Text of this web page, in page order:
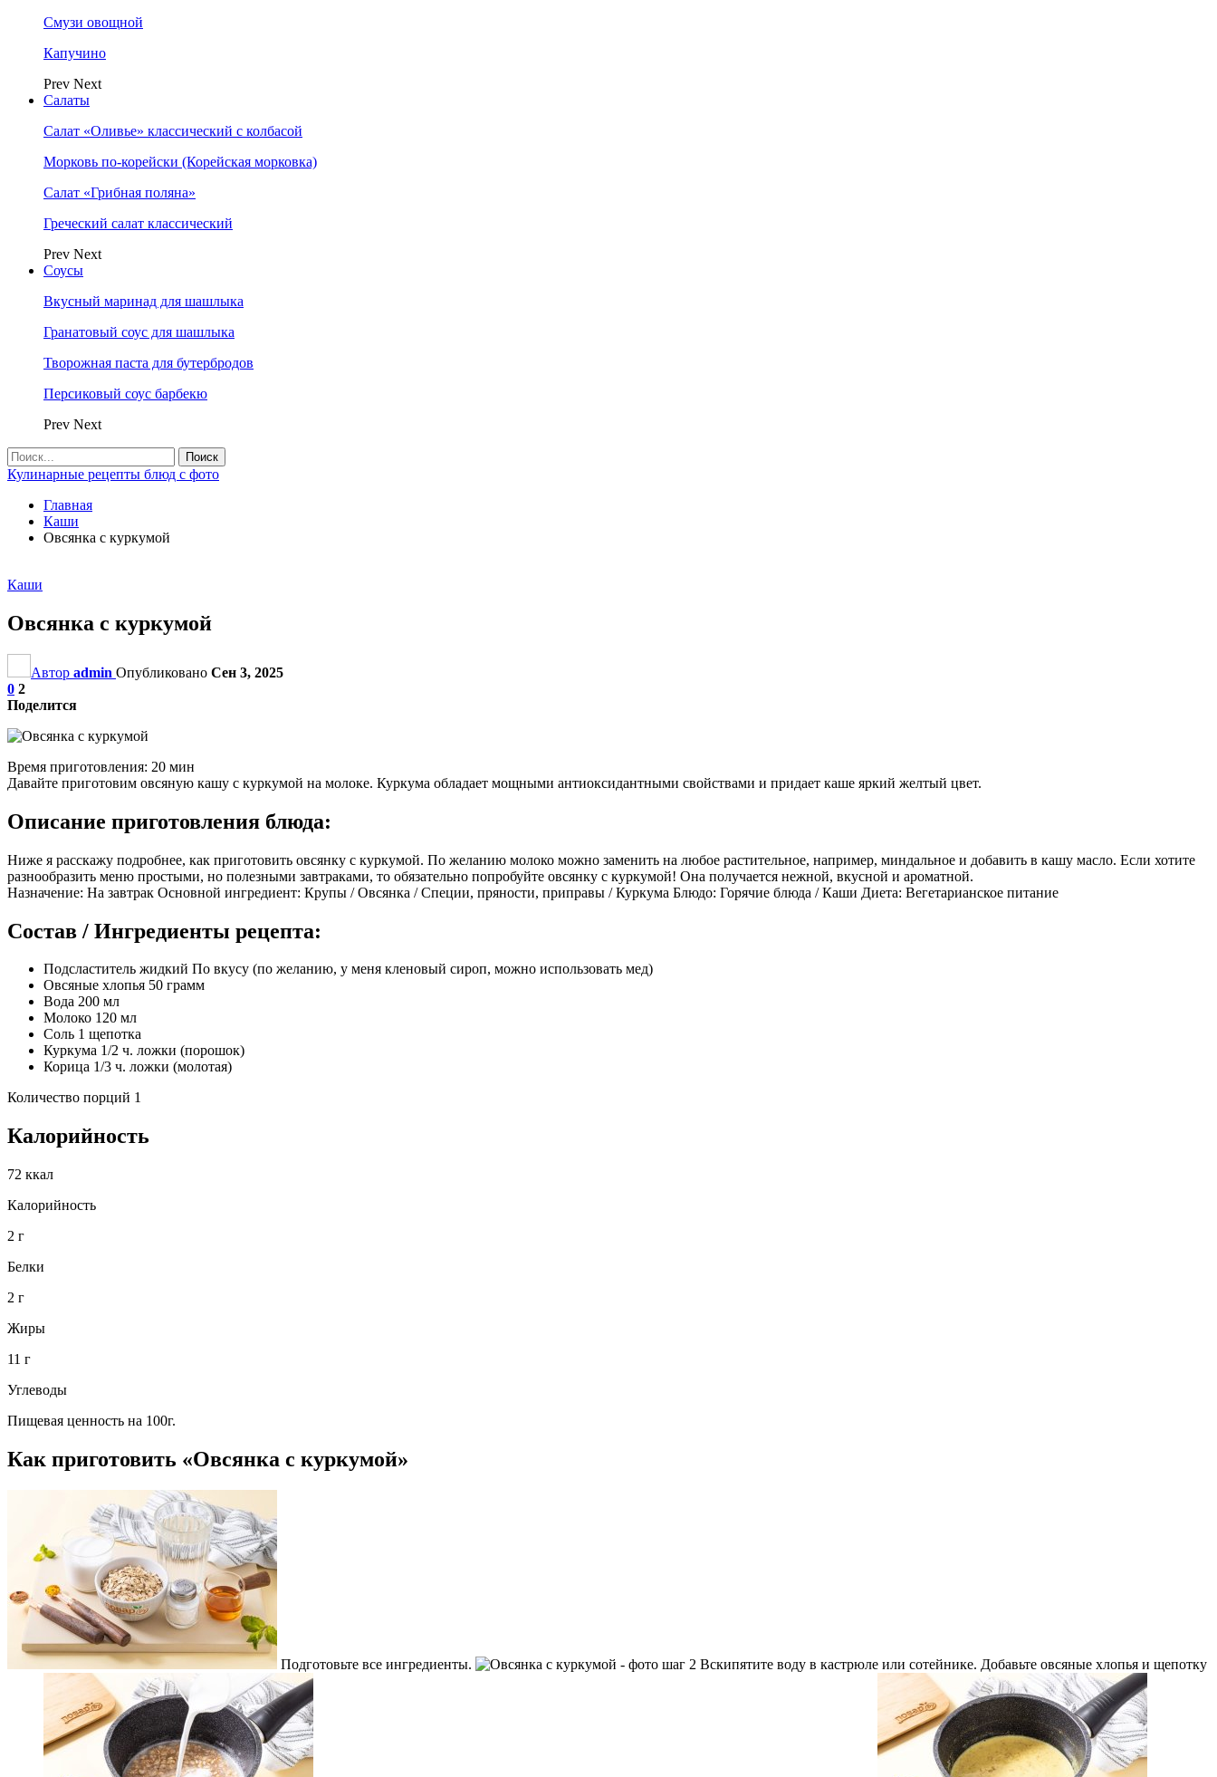
Смузи овощной
Капучино
Prev Next
Салаты
Салат «Оливье» классический с колбасой
Морковь по-корейски (Корейская морковка)
Салат «Грибная поляна»
Греческий салат классический
Prev Next
Соусы
Вкусный маринад для шашлыка
Гранатовый соус для шашлыка
Творожная паста для бутербродов
Персиковый соус барбекю
Prev Next
Кулинарные рецепты блюд с фото
Главная
Каши
Овсянка с куркумой
Каши
Овсянка с куркумой
Автор admin Опубликовано Сен 3, 2025
0 2
Поделится
Время приготовления: 20 мин
Давайте приготовим овсяную кашу с куркумой на молоке. Куркума обладает мощными антиоксидантными свойствами и придает каше яркий желтый цвет.
Описание приготовления блюда:
Ниже я расскажу подробнее, как приготовить овсянку с куркумой. По желанию молоко можно заменить на любое растительное, например, миндальное и добавить в кашу масло. Если хотите
разнообразить меню простыми, но полезными завтраками, то обязательно попробуйте овсянку с куркумой! Она получается нежной, вкусной и ароматной.
Назначение: На завтрак Основной ингредиент: Крупы / Овсянка / Специи, пряности, приправы / Куркума Блюдо: Горячие блюда / Каши Диета: Вегетарианское питание
Состав / Ингредиенты рецепта:
Подсластитель жидкий По вкусу (по желанию, у меня кленовый сироп, можно использовать мед)
Овсяные хлопья 50 грамм
Вода 200 мл
Молоко 120 мл
Соль 1 щепотка
Куркума 1/2 ч. ложки (порошок)
Корица 1/3 ч. ложки (молотая)
Количество порций 1
Калорийность
72 ккал
Калорийность
2 г
Белки
2 г
Жиры
11 г
Углеводы
Пищевая ценность на 100г.
Как приготовить «Овсянка с куркумой»
Подготовьте все ингредиенты. Вскипятите воду в кастрюле или сотейнике. Добавьте овсяные хлопья и щепотку